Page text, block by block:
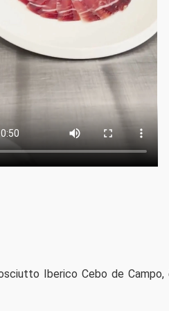
Iberico Cebo de Campo,